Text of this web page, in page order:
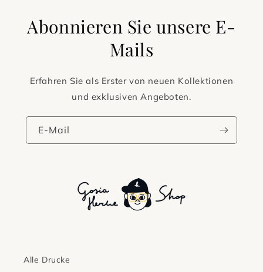
Abonnieren Sie unsere E-
Mails
Erfahren Sie als Erster von neuen Kollektionen
und exklusiven Angeboten.
E-Mail
Alle Drucke